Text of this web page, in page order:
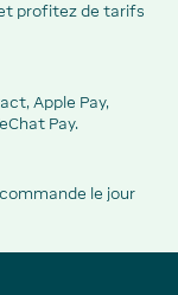
profitez de tarifs
Apple Pay,
Pay.
le jour